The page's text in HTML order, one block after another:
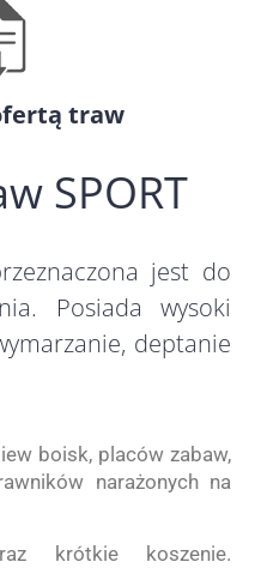
traw
SPORT
jest do
Posiada wysoki
deptanie
boisk, placów zabaw,
narażonych na
krótkie koszenie.